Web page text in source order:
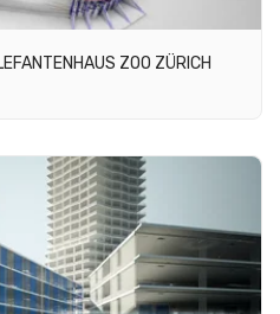
ZOO ZÜRICH